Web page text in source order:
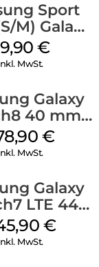
Sport
M) Galaxy
Watch8
White
€
MwSt.
Galaxy
40 mm
€
MwSt.
Galaxy
LTE 44
Green
€
MwSt.